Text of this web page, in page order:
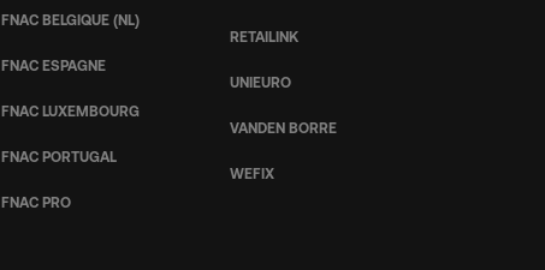
FNAC BELGIQUE (NL)
FNAC ESPAGNE
FNAC LUXEMBOURG
FNAC PORTUGAL
FNAC PRO
RETAILINK
UNIEURO
VANDEN BORRE
WEFIX